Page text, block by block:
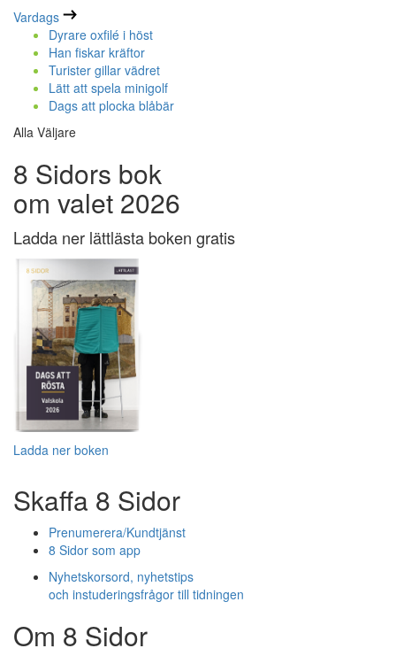
Vardags
Dyrare oxfilé i höst
Han fiskar kräftor
Turister gillar vädret
Lätt att spela minigolf
Dags att plocka blåbär
Alla Väljare
8 Sidors bok
om valet 2026
Ladda ner lättlästa boken gratis
Ladda ner boken
Skaffa 8 Sidor
Prenumerera/Kundtjänst
8 Sidor som app
Nyhetskorsord, nyhetstips
och instuderingsfrågor till tidningen
Om 8 Sidor